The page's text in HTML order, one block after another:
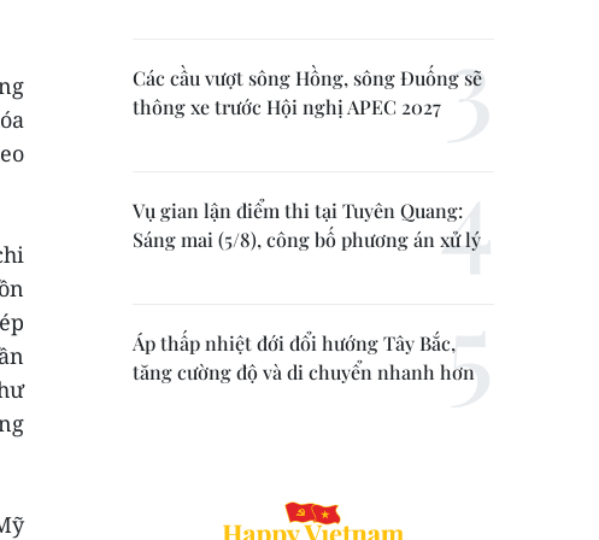
Các cầu vượt sông Hồng, sông Đuống sẽ
thông xe trước Hội nghị APEC 2027
Vụ gian lận điểm thi tại Tuyên Quang:
Sáng mai (5/8), công bố phương án xử lý
Áp thấp nhiệt đới đổi hướng Tây Bắc,
tăng cường độ và di chuyển nhanh hơn